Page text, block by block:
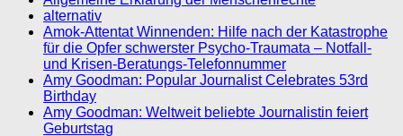
alternativ
Amok-Attentat Winnenden: Hilfe nach der Katastrophe
für die Opfer schwerster Psycho-Traumata – Notfall-
und Krisen-Beratungs-Telefonnummer
Amy Goodman: Popular Journalist Celebrates 53rd
Birthday
Amy Goodman: Weltweit beliebte Journalistin feiert
Geburtstag